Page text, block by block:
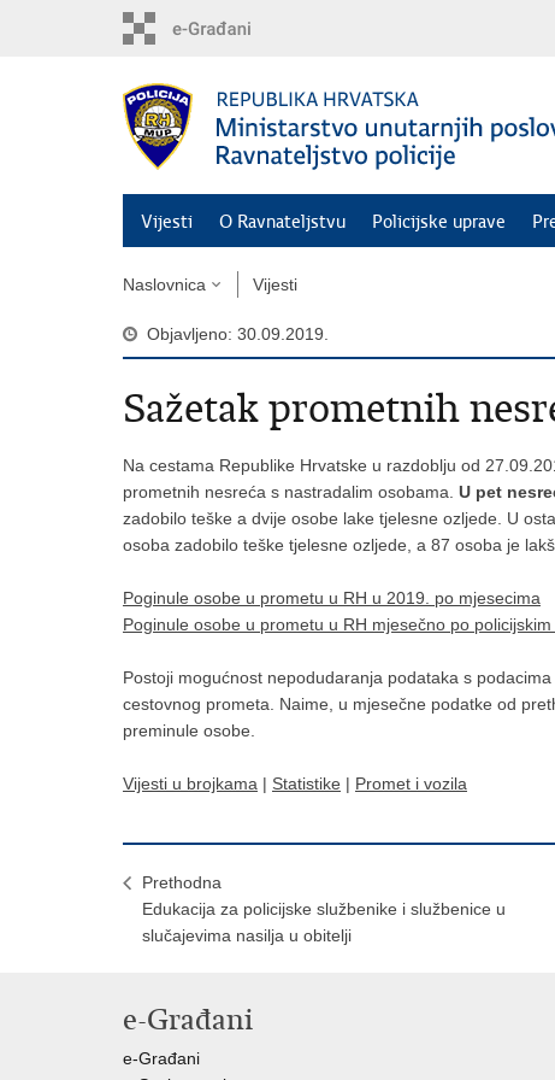
Vijesti O Ravnateljstvu Policijske uprave
Naslovnica Vijesti
Objavljeno: 30.09.2019.
Sažetak prometnih
Na cestama Republike Hrvatske u razdoblju od
prometnih nesreća s nastradalim osobama. U pet
zadobilo teške a dvije osobe lake tjelesne ozljede. U
osoba zadobilo teške tjelesne ozljede, a 87 osoba je
Poginule osobe u prometu u RH u 2019. po mjesecima
Poginule osobe u prometu u RH mjesečno po
Postoji mogućnost nepodudaranja podataka s
cestovnog prometa. Naime, u mjesečne podatke od
preminule osobe.
Vijesti u brojkama | Statistike | Promet i vozila
Prethodna
Edukacija za policijske službenike i službenice u
slučajevima nasilja u obitelji
e-Građani
e-Građani